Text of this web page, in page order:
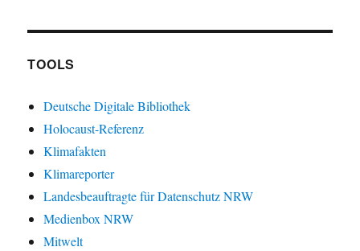
TOOLS
Deutsche Digitale Bibliothek
Holocaust-Referenz
Klimafakten
Klimareporter
Landesbeauftragte für Datenschutz NRW
Medienbox NRW
Mitwelt